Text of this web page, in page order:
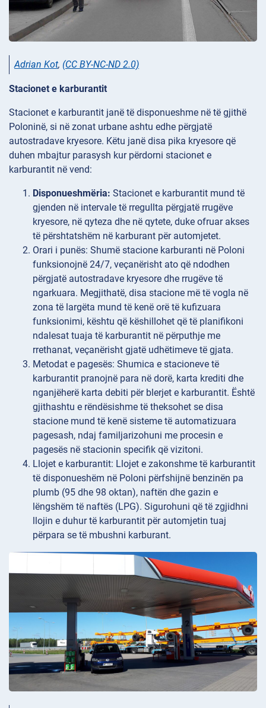
Adrian Kot, (CC BY-NC-ND 2.0)
Stacionet e karburantit
Stacionet e karburantit janë të disponueshme në të gjithë
Poloninë, si në zonat urbane ashtu edhe përgjatë
autostradave kryesore. Këtu janë disa pika kryesore që
duhen mbajtur parasysh kur përdorni stacionet e
karburantit në vend:
Disponueshmëria: Stacionet e karburantit mund të
gjenden në intervale të rregullta përgjatë rrugëve
kryesore, në qyteza dhe në qytete, duke ofruar akses
të përshtatshëm në karburant për automjetet.
Orari i punës: Shumë stacione karburanti në Poloni
funksionojnë 24/7, veçanërisht ato që ndodhen
përgjatë autostradave kryesore dhe rrugëve të
ngarkuara. Megjithatë, disa stacione më të vogla në
zona të largëta mund të kenë orë të kufizuara
funksionimi, kështu që këshillohet që të planifikoni
ndalesat tuaja të karburantit në përputhje me
rrethanat, veçanërisht gjatë udhëtimeve të gjata.
Metodat e pagesës: Shumica e stacioneve të
karburantit pranojnë para në dorë, karta krediti dhe
nganjëherë karta debiti për blerjet e karburantit. Është
gjithashtu e rëndësishme të theksohet se disa
stacione mund të kenë sisteme të automatizuara
pagesash, ndaj familjarizohuni me procesin e
pagesës në stacionin specifik që vizitoni.
Llojet e karburantit: Llojet e zakonshme të karburantit
të disponueshëm në Poloni përfshijnë benzinën pa
plumb (95 dhe 98 oktan), naftën dhe gazin e
lëngshëm të naftës (LPG). Sigurohuni që të zgjidhni
llojin e duhur të karburantit për automjetin tuaj
përpara se të mbushni karburant.